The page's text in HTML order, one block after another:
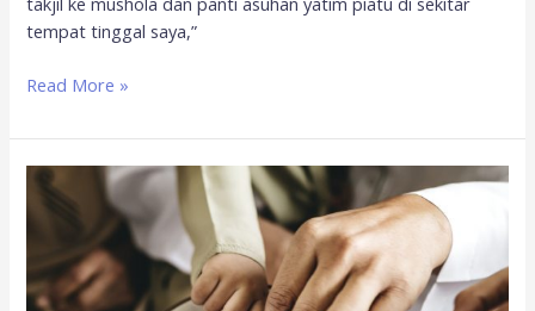
tempat tinggal saya,”
Read More »
Separuh
Setengah